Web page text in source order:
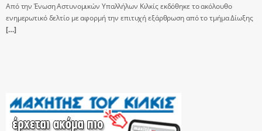
Από την Ένωση Αστυνομικών Υπαλλήλων Κιλκίς εκδόθηκε το ακόλουθο
ενημερωτικό δελτίο με αφορμή την επιτυχή εξάρθρωση από το τμήμα Δίωξης
[…]